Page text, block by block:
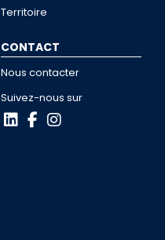
Territoire
CONTACT
Nous contacter
Suivez-nous sur